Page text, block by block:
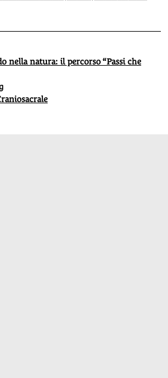
nella natura: il percorso “Passi che